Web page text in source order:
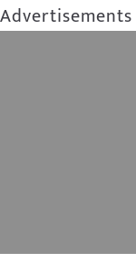
Advertisements